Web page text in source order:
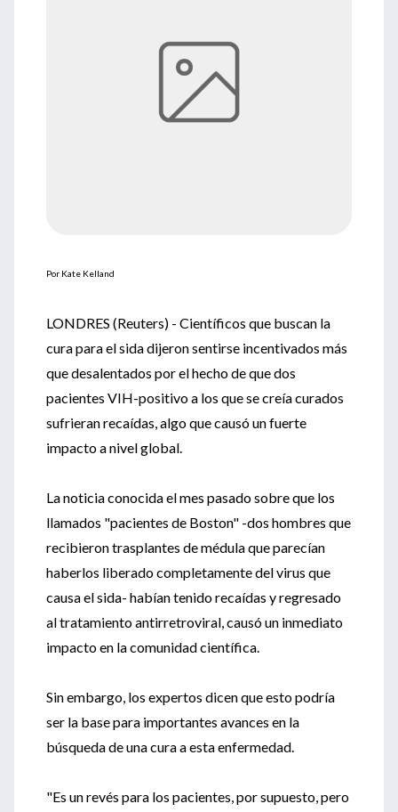
Por Kate Kelland
LONDRES (Reuters) - Científicos que buscan la
cura para el sida dijeron sentirse incentivados más
que desalentados por el hecho de que dos
pacientes VIH-positivo a los que se creía curados
sufrieran recaídas, algo que causó un fuerte
impacto a nivel global.
La noticia conocida el mes pasado sobre que los
llamados "pacientes de Boston" -dos hombres que
recibieron trasplantes de médula que parecían
haberlos liberado completamente del virus que
causa el sida- habían tenido recaídas y regresado
al tratamiento antirretroviral, causó un inmediato
impacto en la comunidad científica.
Sin embargo, los expertos dicen que esto podría
ser la base para importantes avances en la
búsqueda de una cura a esta enfermedad.
"Es un revés para los pacientes, por supuesto, pero